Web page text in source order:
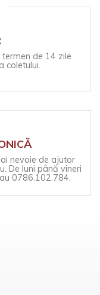
de 14 zile
coletului.
nevoie de ajutor
De luni până vineri
0786.102.784.